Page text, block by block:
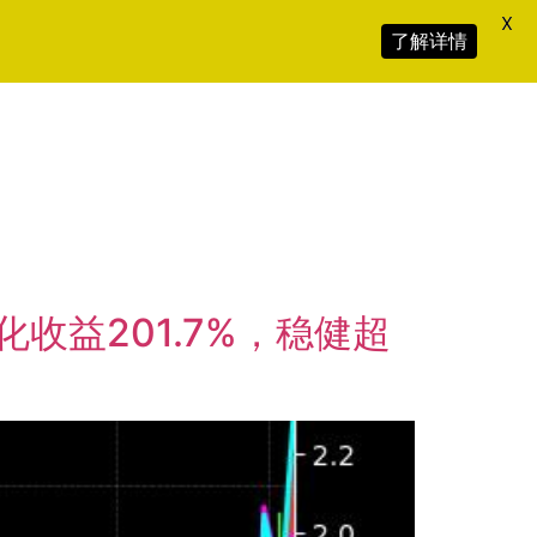
收益201.7%，稳健超
了解详情
X